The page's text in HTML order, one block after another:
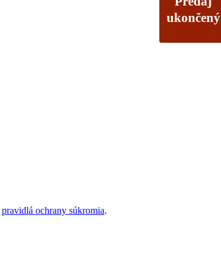
pravidlá ochrany súkromia.
ukončený